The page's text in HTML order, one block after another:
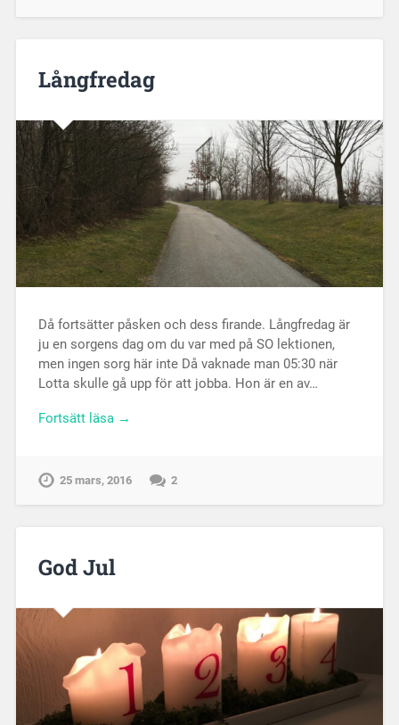
Långfredag
Då fortsätter påsken och dess firande. Långfredag är
ju en sorgens dag om du var med på SO lektionen,
men ingen sorg här inte Då vaknade man 05:30 när
Lotta skulle gå upp för att jobba. Hon är en av…
Fortsätt läsa →
25 mars, 2016 2
God Jul